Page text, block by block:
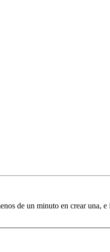
de un minuto en crear una,